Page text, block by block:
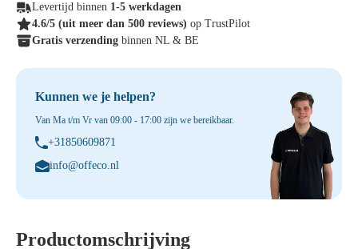
Levertijd binnen 1-5 werkdagen
4.6/5 (uit meer dan 500 reviews) op TrustPilot
Gratis verzending binnen NL & BE
Kunnen we je helpen?
Van Ma t/m Vr van 09:00 - 17:00 zijn we bereikbaar.
+31850609871
info@offeco.nl
Productomschrijving